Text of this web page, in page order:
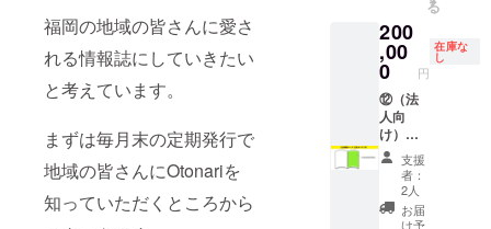
福岡の地域の皆さんに愛さ
れる情報誌にしていきたい
と考えています。
まずは毎月末の定期発行で
地域の皆さんにOtonariを
知っていただくところから
いこと
があり
まし
た！な
どなど
読者さ
んに伝
えてみ
ましょ
う！ デ
ザイン
込みで
Otonari
ステッ
カー ＞
地域の
ご家庭
にお店
の情報
を知っ
てもら
いま
しょ
う。 ス
る
200
,00
0 円
在庫な
し
⑫（法
人向
け）広
告掲載
コース
（サイ
ズ1p）
【200,0
支援
者：
2人
お届
け予